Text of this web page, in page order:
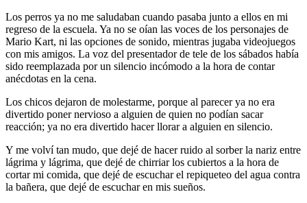
Los perros ya no me saludaban cuando pasaba junto a ellos en mi
regreso de la escuela. Ya no se oían las voces de los personajes de
Mario Kart, ni las opciones de sonido, mientras jugaba videojuegos
con mis amigos. La voz del presentador de tele de los sábados había
sido reemplazada por un silencio incómodo a la hora de contar
anécdotas en la cena.
Los chicos dejaron de molestarme, porque al parecer ya no era
divertido poner nervioso a alguien de quien no podían sacar
reacción; ya no era divertido hacer llorar a alguien en silencio.
Y me volví tan mudo, que dejé de hacer ruido al sorber la nariz entre
lágrima y lágrima, que dejé de chirriar los cubiertos a la hora de
cortar mi comida, que dejé de escuchar el repiqueteo del agua contra
la bañera, que dejé de escuchar en mis sueños.